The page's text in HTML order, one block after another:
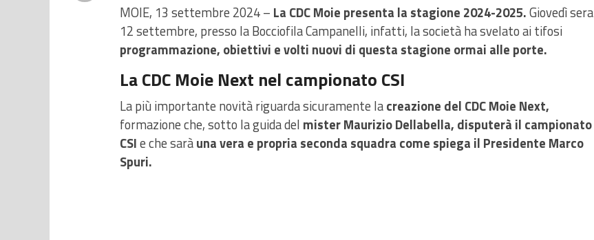
MOIE, 13 settembre 2024 – La CDC Moie presenta la stagione 2024-2025.Giovedì sera
12 settembre, presso la Bocciofila Campanelli, infatti, la società ha svelato ai tifosi
programmazione, obiettivi e volti nuovi di questa stagione ormai alle porte.
La CDC Moie Next nel campionato CSI
La più importante novità riguarda sicuramente lacreazione del CDC Moie Next,
formazione che, sotto la guida del mister Maurizio Dellabella, disputerà il campionato
CSIe che saràuna vera e propria seconda squadra come spiega il Presidente Marco
Spuri.